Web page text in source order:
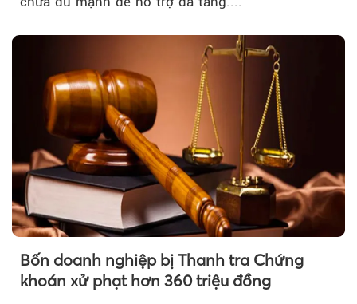
Bốn doanh nghiệp bị Thanh tra Chứng
khoán xử phạt hơn 360 triệu đồng